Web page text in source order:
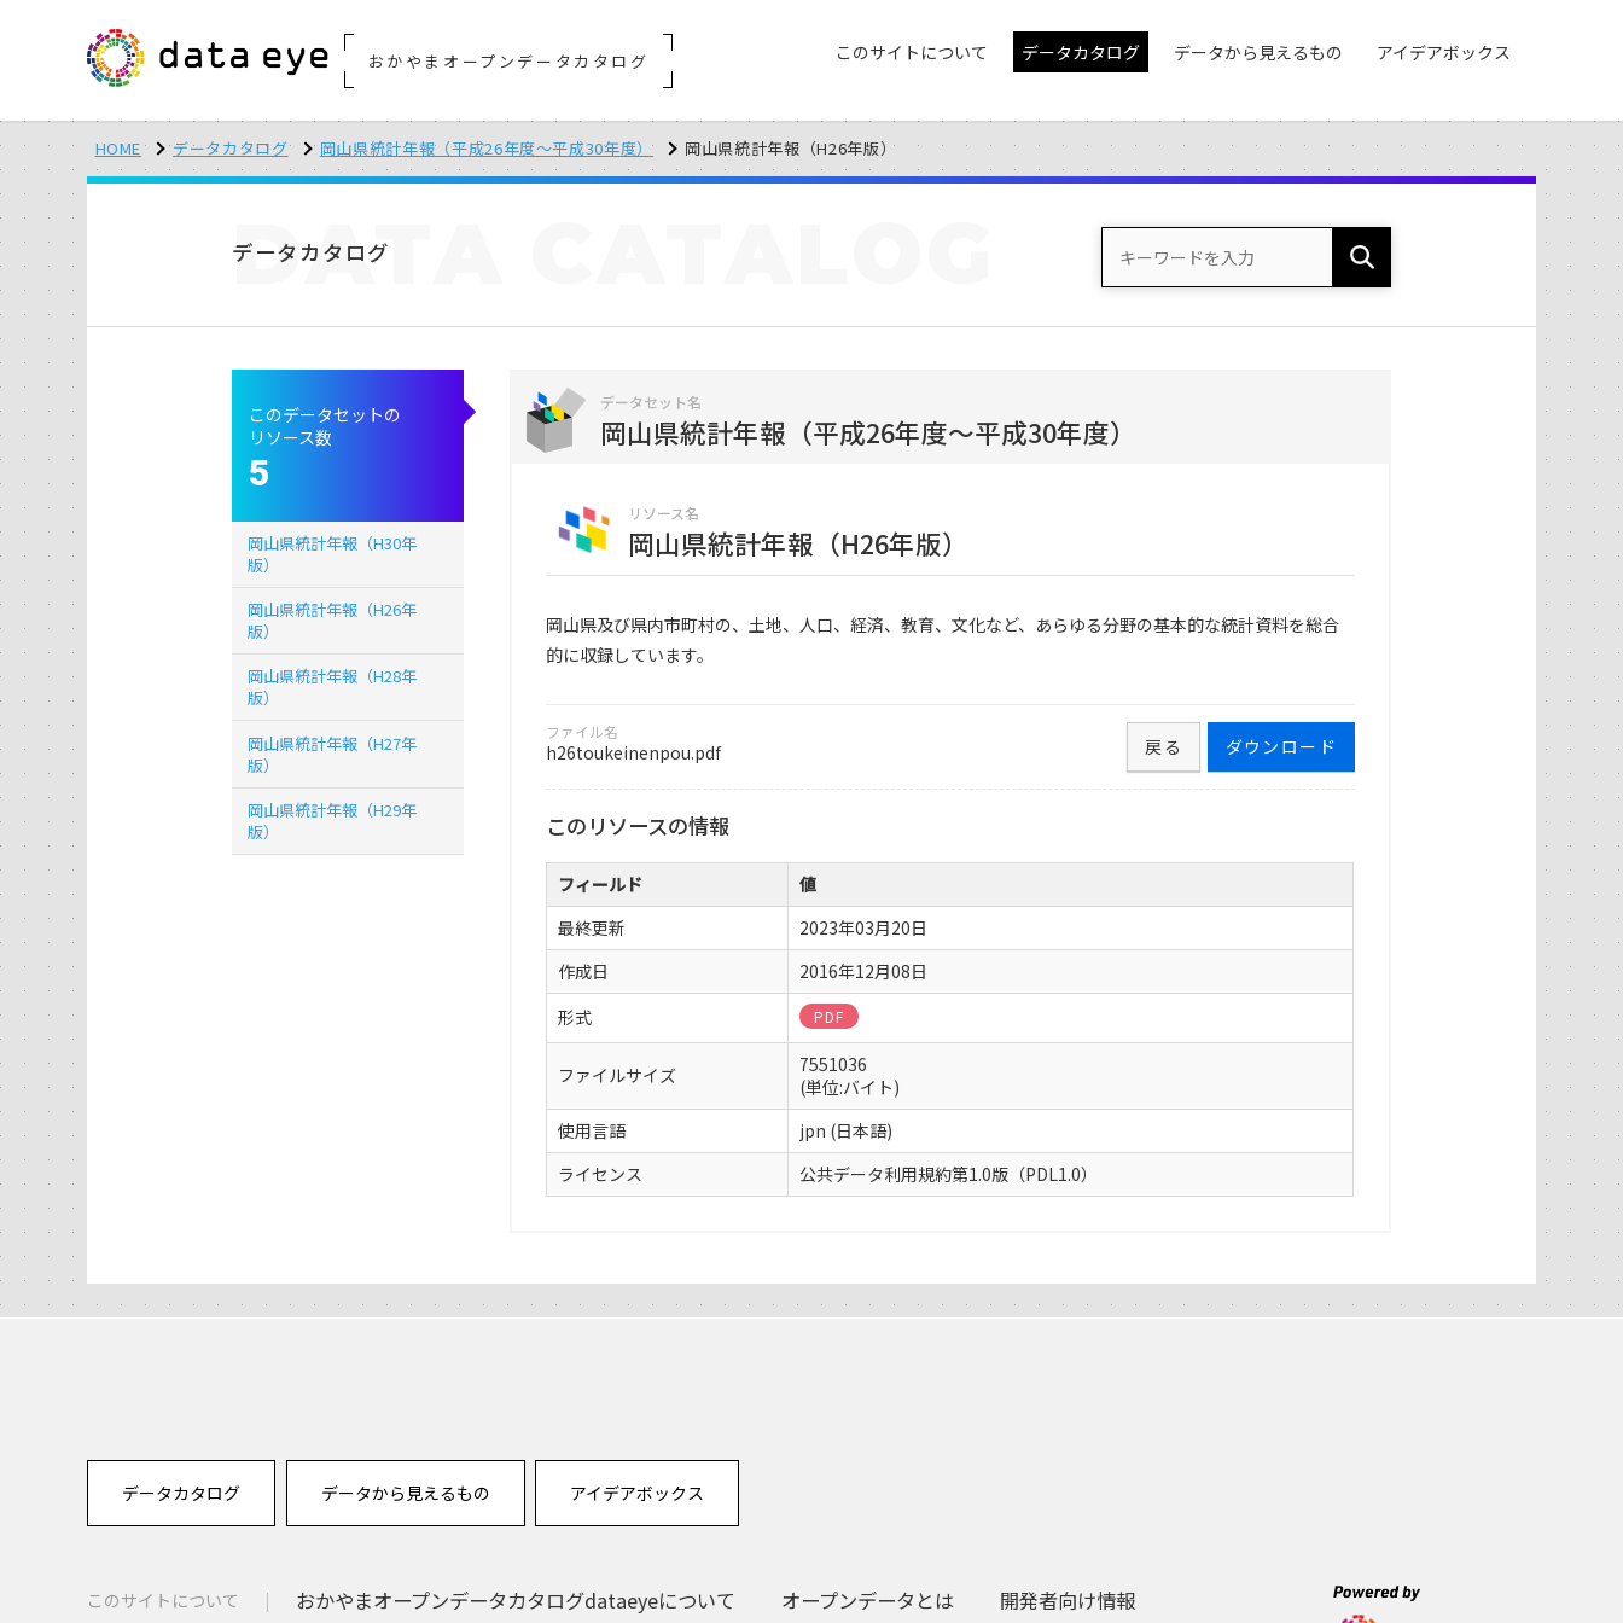
おかやまオープンデータカタログ このサイトについて データカタログ データから見えるもの アイデアボックス
HOME データカタログ 岡山県統計年報（平成26年度～平成30年度） 岡山県統計年報（H26年版）
データカタログ
DATA
データセット名
岡山県統計年報（平成26年度～平成30年度）
リソース名
岡山県統計年報（H26年版）
岡山県及び県内市町村の、土地、人口、経済、教育、文化など、あらゆる分野の基本的な統計資料を総合
的に収録しています。
ファイル名
h26toukeinenpou.pdf ダウンロード
戻る
このリソースの情報
フィールド
値
最終更新
2023年03月20日
作成日
2016年12月08日
形式
PDF
ファイルサイズ
7551036
(単位:バイト)
使用言語
jpn (日本語)
ライセンス
公共データ利用規約第1.0版（PDL1.0）
このデータセットの
リソース数
5
岡山県統計年報（H30年
版）
岡山県統計年報（H26年
版）
岡山県統計年報（H28年
版）
岡山県統計年報（H27年
版）
岡山県統計年報（H29年
版）
データカタログ データから見えるもの アイデアボックス
このサイトについて おかやまオープンデータカタログdataeyeについて オープンデータとは 開発者向け情報